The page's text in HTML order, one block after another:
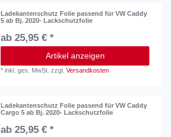
Ladekantenschutz Folie passend für VW Caddy
5 ab Bj. 2020- Lackschutzfolie
ab 25,95 € *
Artikel anzeigen
*inkl. ges. MwSt. zzgl.Versandkosten
Ladekantenschutz Folie passend für VW Caddy
Cargo 5 ab Bj. 2020- Lackschutzfolie
ab 25,95 € *